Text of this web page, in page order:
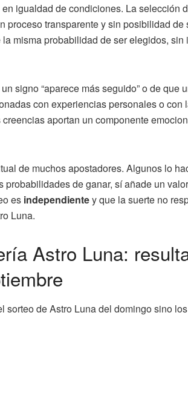
igualdad de condiciones. La selección
proceso transparente y sin posibilidad de
misma probabilidad de ser elegidos, sin
signo “aparece más seguido” o de que
con experiencias personales o con
aportan un componente
de muchos apostadores. Algunos lo
de ganar, sí añade un
es independientey que la suerte no
Luna.
Astro Luna:
de Astro Luna del domingo sino